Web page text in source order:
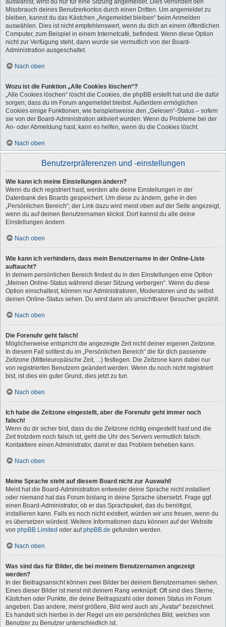
auswählst, wirst du nur für eine Sitzung angemeldet. Dies verhindert den
Missbrauch deines Benutzerkontos durch einen Dritten. Um angemeldet zu
bleiben, kannst du das Kästchen „Angemeldet bleiben“ beim Anmelden
auswählen. Dies ist nicht empfehlenswert, wenn du dich an einem öffentlichen
Computer, zum Beispiel in einem Internetcafé, befindest. Wenn diese Option
nicht zur Verfügung steht, dann wurde sie vermutlich von der Board-
Administration ausgeschaltet.
Nach oben
Wozu ist die Funktion „Alle Cookies löschen“?
„Alle Cookies löschen“ löscht die Cookies, die phpBB erstellt hat und die dafür
sorgen, dass du im Forum angemeldet bleibst. Außerdem ermöglichen
Cookies einige Funktionen, wie beispielsweise den „Gelesen“-Status – sofern
sie von der Board-Administration aktiviert wurden. Wenn du Probleme bei der
An- oder Abmeldung hast, kann es helfen, wenn du die Cookies löscht.
Nach oben
Benutzerpräferenzen und -einstellungen
Wie kann ich meine Einstellungen ändern?
Wenn du dich registriert hast, werden alle deine Einstellungen in der
Datenbank des Boards gespeichert. Um diese zu ändern, gehe in den
„Persönlichen Bereich“; der Link dazu wird meist oben auf der Seite angezeigt,
wenn du auf deinen Benutzernamen klickst. Dort kannst du alle deine
Einstellungen ändern.
Nach oben
Wie kann ich verhindern, dass mein Benutzername in der Online-Liste
auftaucht?
In deinem persönlichen Bereich findest du in den Einstellungen eine Option
„Meinen Online-Status während dieser Sitzung verbergen“. Wenn du diese
Option einschaltest, können nur Administratoren, Moderatoren und du selbst
deinen Online-Status sehen. Du wirst dann als unsichtbarer Besucher gezählt.
Nach oben
Die Forenuhr geht falsch!
Möglicherweise entspricht die angezeigte Zeit nicht deiner eigenen Zeitzone.
In diesem Fall solltest du im „Persönlichen Bereich“ die für dich passende
Zeitzone (Mitteleuropäische Zeit, ...) festlegen. Die Zeitzone kann dabei nur
von registrierten Benutzern geändert werden. Wenn du noch nicht registriert
bist, ist dies ein guter Grund, dies jetzt zu tun.
Nach oben
Ich habe die Zeitzone eingestellt, aber die Forenuhr geht immer noch
falsch!
Wenn du dir sicher bist, dass du die Zeitzone richtig eingestellt hast und die
Zeit trotzdem noch falsch ist, geht die Uhr des Servers vermutlich falsch.
Kontaktiere einen Administrator, damit er das Problem beheben kann.
Nach oben
Meine Sprache steht auf diesem Board nicht zur Auswahl!
Meist hat die Board-Administration entweder deine Sprache nicht installiert
oder niemand hat das Forum bislang in deine Sprache übersetzt. Frage ggf.
einen Board-Administrator, ob er das Sprachpaket, das du benötigst,
installieren kann. Falls es noch nicht existiert, würden wir uns freuen, wenn du
es übersetzen würdest. Weitere Informationen dazu können auf der Website
von phpBB Limited oder aufphpBB.de gefunden werden.
Nach oben
Was sind das für Bilder, die bei meinem Benutzernamen angezeigt
werden?
In der Beitragsansicht können zwei Bilder bei deinem Benutzernamen stehen.
Eines dieser Bilder ist meist mit deinem Rang verknüpft: Oft sind dies Sterne,
Kästchen oder Punkte, die deine Beitragszahl oder deinen Status im Forum
angeben. Das andere, meist größere, Bild wird auch als „Avatar“ bezeichnet.
Es handelt sich hierbei in der Regel um ein persönliches Bild, welches von
Benutzer zu Benutzer unterschiedlich ist.